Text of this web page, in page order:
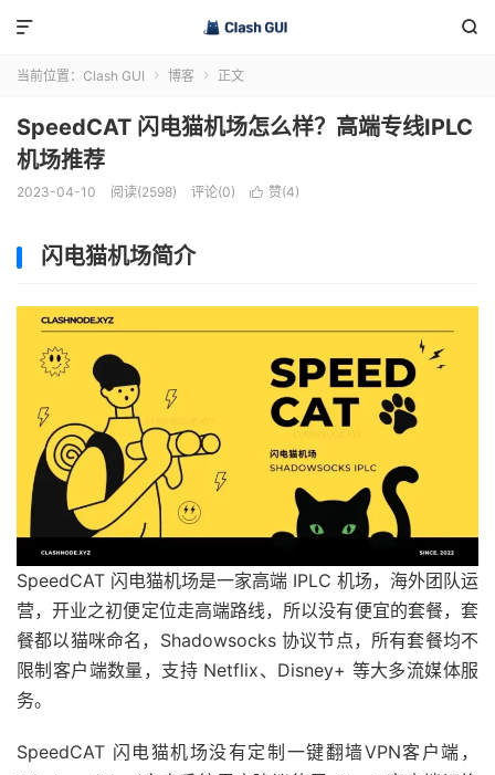


当前位置： Clash GUI  博客  正文
SpeedCAT 闪电猫机场怎么样？高端专线IPLC
机场推荐
2023-04-10 阅读(2598) 评论(0)  赞(4)
闪电猫机场简介
SpeedCAT 闪电猫机场是一家高端 IPLC 机场，海外团队运
营，开业之初便定位走高端路线，所以没有便宜的套餐，套
餐都以猫咪命名，Shadowsocks 协议节点，所有套餐均不
限制客户端数量，支持 Netflix、Disney+ 等大多流媒体服
务。
SpeedCAT 闪电猫机场没有定制一键翻墙VPN客户端，